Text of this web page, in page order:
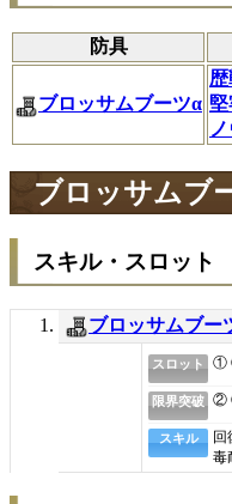
防具
ブロッサムブーツα 堅
ブロッサムブ
スキル・スロット
ブロッサムブー
スロット ①
限界突破 ②
スキル 回
毒